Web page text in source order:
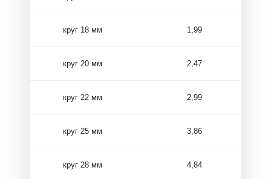
круг 18 мм 1,99
круг 20 мм 2,47
круг 22 мм 2,99
круг 25 мм 3,86
круг 28 мм 4,84